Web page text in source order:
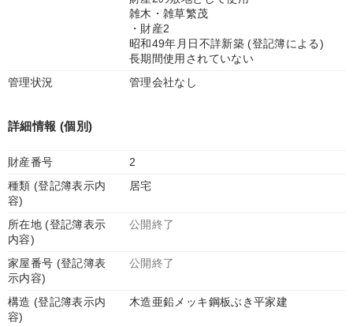
雑木・雑草繁茂
・財産2
昭和49年月日不詳新築 (登記簿による)
長期間使用されていない
管理状況
管理会社なし
詳細情報 (個別)
財産番号
2
種類 (登記簿表示内
容)
居宅
所在地 (登記簿表示
内容)
公開終了
家屋番号 (登記簿表
示内容)
公開終了
構造 (登記簿表示内
容)
木造亜鉛メッキ鋼板ぶき平家建